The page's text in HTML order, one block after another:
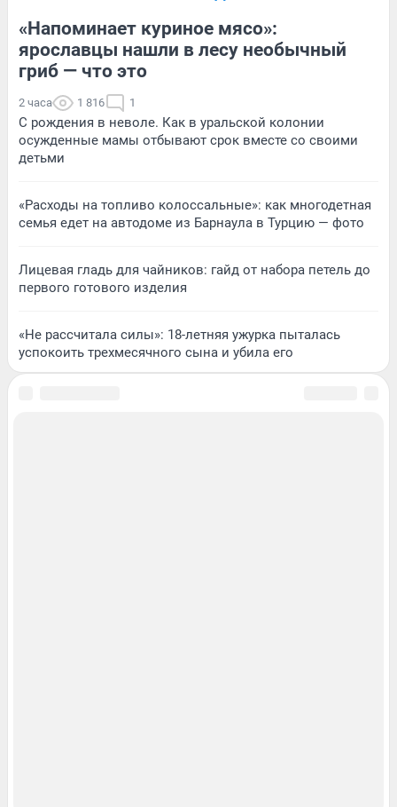
«Напоминает куриное мясо»:
ярославцы нашли в лесу необычный
гриб — что это
2 часа 1 816 1
С рождения в неволе. Как в уральской колонии
осужденные мамы отбывают срок вместе со своими
детьми
«Расходы на топливо колоссальные»: как многодетная
семья едет на автодоме из Барнаула в Турцию — фото
Лицевая гладь для чайников: гайд от набора петель до
первого готового изделия
«Не рассчитала силы»: 18-летняя ужурка пыталась
успокоить трехмесячного сына и убила его